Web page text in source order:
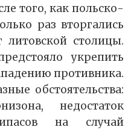
того, как польско-
раз вторгались
столицы.
укрепить
противника.
обстоятельства:
недостаток
на случай